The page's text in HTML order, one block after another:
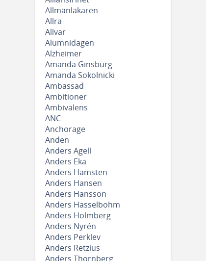
Allmänläkaren
Allra
Allvar
Alumnidagen
Alzheimer
Amanda Ginsburg
Amanda Sokolnicki
Ambassad
Ambitioner
Ambivalens
ANC
Anchorage
Anden
Anders Agell
Anders Eka
Anders Hamsten
Anders Hansen
Anders Hansson
Anders Hasselbohm
Anders Holmberg
Anders Nyrén
Anders Perklev
Anders Retzius
Anders Thornberg